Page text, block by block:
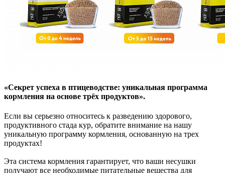
«Секрет успеха в птицеводстве: уникальная программа
кормления на основе трёх продуктов».
Если вы серьезно относитесь к разведению здорового,
продуктивного стада кур, обратите внимание на нашу
уникальную программу кормления, основанную на трех
продуктах!
Эта система кормления гарантирует, что ваши несушки
получают все необходимые питательные вещества для